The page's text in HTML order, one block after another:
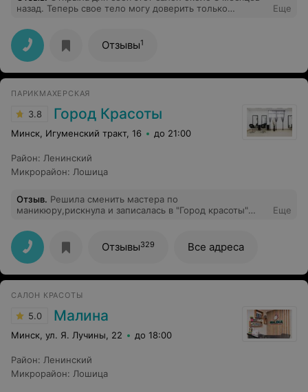
назад. Теперь свое тело могу доверить только
индивидуальный подход, профессиональные
сотрудники. Особенно радуют цены) Спасибо за вашу
работу ❤️! Салон однозначно рекомендую!
Еще
Отзывы1
ПАРИКМАХЕРСКАЯ
3.8 Город Красоты
Минск, Игуменский тракт, 16 до 21:00
Район: Ленинский
Микрорайон: Лошица
Отзыв. Решила сменить мастера по
маникюру,рискнула и записалась в "Город красоты"
вниманием и кропотливостью была сделана работа! В
общем,захотите привести свои ногтики в порядок-
смело идите!!!
Еще
Отзывы329 Все адреса
САЛОН КРАСОТЫ
5.0 Малина
Минск, ул. Я. Лучины, 22 до 18:00
Район: Ленинский
Микрорайон: Лошица